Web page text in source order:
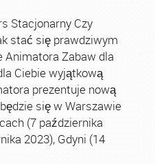
Stacjonarny Czy
stać się prawdziwym
Zabaw dla
Ciebie wyjątkową
prezentuje nową
się w Warszawie
(7 października
2023), Gdyni (14